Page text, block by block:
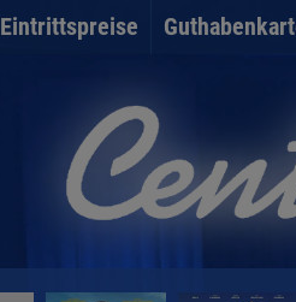
Eintrittspreise